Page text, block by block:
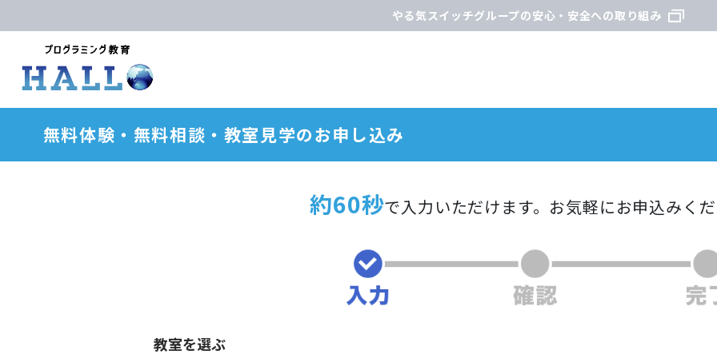
やる気スイッチグループの安心・安全への取り組み
無料体験・無料相談・教室見学のお申し込み
約60秒で入力いただけます。 お気軽にお申込みく
教室を選ぶ